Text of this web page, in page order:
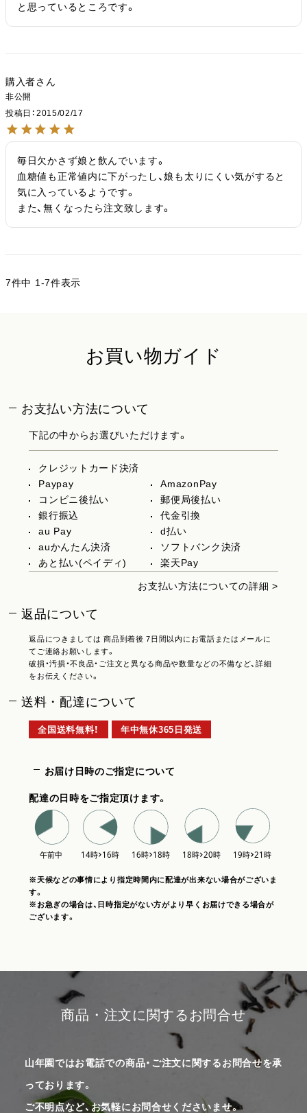
と思っているところです。
購入者
非公開
投稿日
2015/02/17
毎日欠かさず娘と飲んでいます。
血糖値も正常値内に下がったし、娘も太りにくい気がすると
気に入っているようです。
また、無くなったら注文致します。
7件中 1-7件表示
お買い物ガイド
お支払い方法について
下記の中からお選びいただけます。
クレジットカード決済
Paypay
AmazonPay
コンビニ後払い
郵便局後払い
銀行振込
代金引換
au Pay
d払い
auかんたん決済
ソフトバンク決済
あと払い(ペイディ)
楽天Pay
お支払い方法についての詳細 >
返品について
返品につきましては 商品到着後 7日間以内にお電話またはメールに
てご連絡お願いします。
破損・汚損・不良品・ご注文と異なる商品や数量などの不備など、詳細
をお伝えください。
送料・配達について
全国送料無料！ 年中無休365日発送
お届け日時のご指定について
配達の日時をご指定頂けます。
※天候などの事情により指定時間内に配達が出来ない場合がございま
す。
※お急ぎの場合は、日時指定がない方がより早くお届けできる場合が
ございます。
商品・注文に関するお問合せ
山年園ではお電話での商品・ご注文に関するお問合せを承
っております。
ご不明点など、お気軽にお問合せくださいませ。